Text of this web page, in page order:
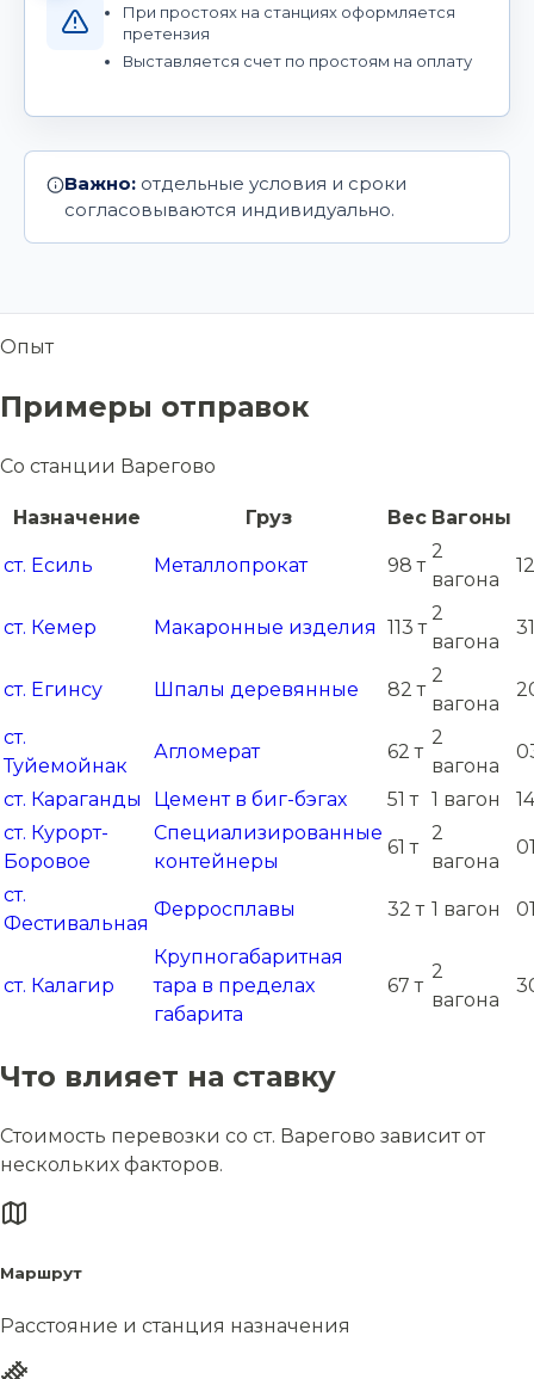
При простоях на станциях оформляется
претензия
Выставляется счет по простоям на оплату
Важно: отдельные условия и сроки
согласовываются индивидуально.
Опыт
Примеры отправок
Со станции Варегово
Назначение Груз Вес Вагоны
ст. Есиль Металлопрокат 98 т
2
вагона
ст. Кемер Макаронные изделия 113 т
2
вагона
ст. Егинсу Шпалы деревянные 82 т
2
вагона
ст.
Туйемойнак
Агломерат 62 т
2
вагона
ст. Караганды Цемент в биг-бэгах 51 т 1 вагон
ст. Курорт-
Боровое
Специализированные
контейнеры
61 т
2
вагона
ст.
Фестивальная
Ферросплавы 32 т 1 вагон
ст. Калагир
Крупногабаритная
тара в пределах
габарита
67 т
2
вагона
Что влияет на ставку
Стоимость перевозки со ст. Варегово зависит от
нескольких факторов.
Маршрут
Расстояние и станция назначения